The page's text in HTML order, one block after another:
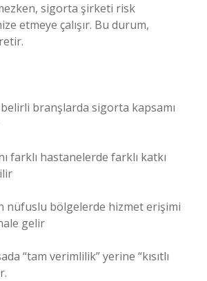
sigorta şirketi risk
etmeye çalışır. Bu durum,
branşlarda sigorta kapsamı
farklı hastanelerde farklı katkı
nüfuslu bölgelerde hizmet erişimi
gelir
“tam verimlilik” yerine “kısıtlı